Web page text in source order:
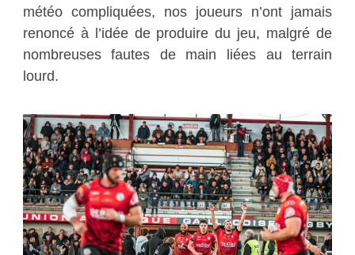
météo compliquées, nos joueurs n’ont jamais
renoncé à l’idée de produire du jeu, malgré de
nombreuses fautes de main liées au terrain
lourd.